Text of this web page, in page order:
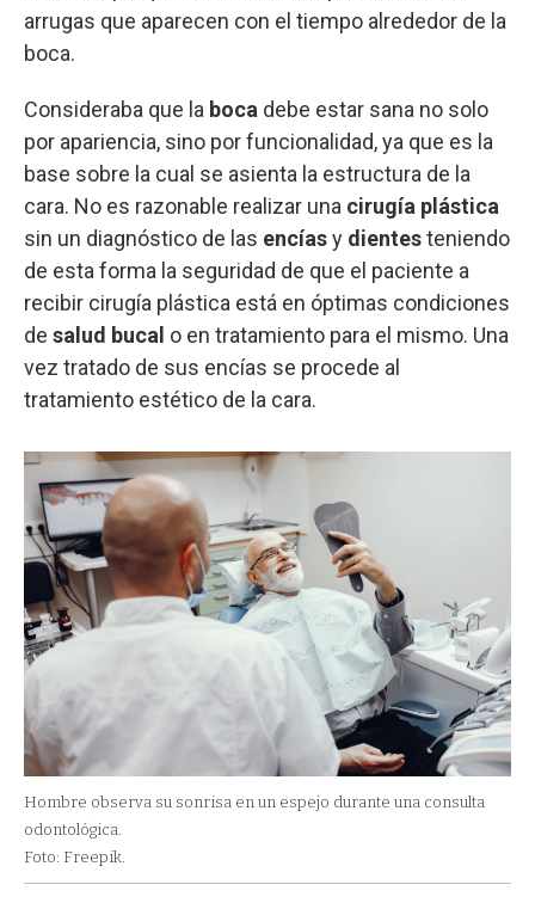
arrugas que aparecen con el tiempo alrededor de la
boca.
Consideraba que la boca debe estar sana no solo
por apariencia, sino por funcionalidad, ya que es la
base sobre la cual se asienta la estructura de la
cara. No es razonable realizar una cirugía plástica
sin un diagnóstico de las encíasy dientesteniendo
de esta forma la seguridad de que el paciente a
recibir cirugía plástica está en óptimas condiciones
de salud bucal o en tratamiento para el mismo. Una
vez tratado de sus encías se procede al
tratamiento estético de la cara.
Hombre observa su sonrisa en un espejo durante una consulta
odontológica.
Foto: Freepik.